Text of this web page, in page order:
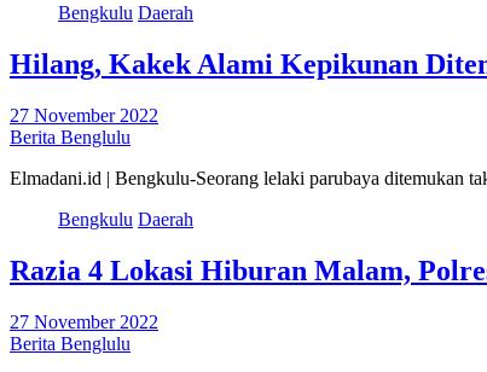
Bengkulu Daerah
Hilang, Kakek Alami Kepikunan
27 November 2022
Berita Benglulu
Elmadani.id | Bengkulu-Seorang lelaki parubaya ditemukan
Bengkulu Daerah
Razia 4 Lokasi Hiburan Malam,
27 November 2022
Berita Benglulu